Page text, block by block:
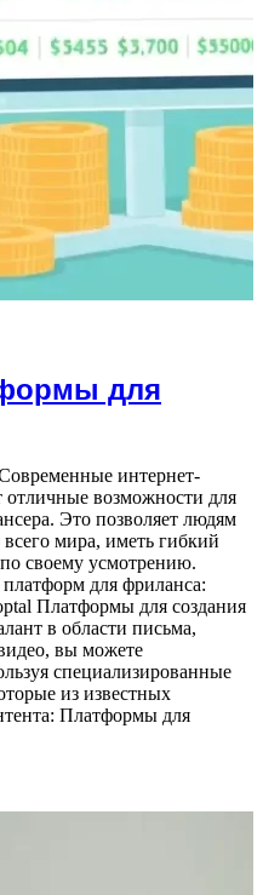
для
интернет-
возможности для
Это позволяет людям
мира, иметь гибкий
своему усмотрению.
для фриланса:
Платформы для создания
в области письма,
вы можете
специализированные
из известных
Платформы для